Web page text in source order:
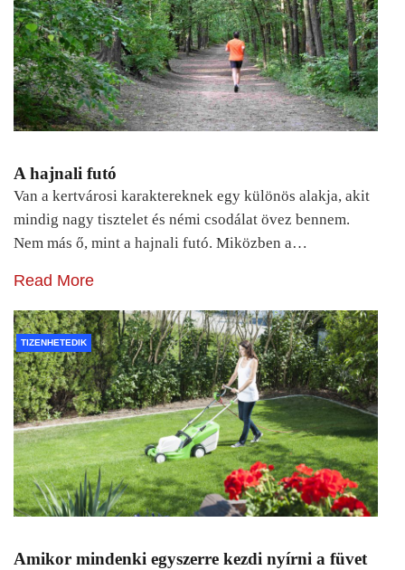
A hajnali futó
Van a kertvárosi karaktereknek egy különös alakja, akit
mindig nagy tisztelet és némi csodálat övez bennem.
Nem más ő, mint a hajnali futó. Miközben a…
Read More
TIZENHETEDIK
Amikor mindenki egyszerre kezdi nyírni a füvet